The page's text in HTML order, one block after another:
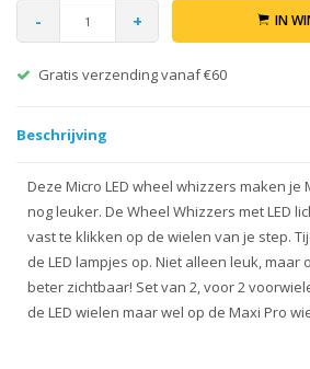
- + IN
Gratis verzending vanaf €60
Beschrijving
Deze Micro LED wheel whizzers maken je
nog leuker. De Wheel Whizzers met LED
vast te klikken op de wielen van je step.
de LED lampjes op. Niet alleen leuk, maar
beter zichtbaar! Set van 2, voor 2
de LED wielen maar wel op de Maxi Pro